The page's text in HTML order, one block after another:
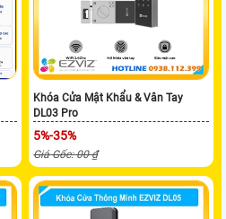
Khóa Cửa Mật Khẩu & Vân Tay
DL03 Pro
5%-35%
Giá Gốc: 00 ₫